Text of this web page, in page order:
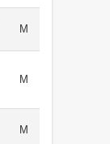
M
M
M